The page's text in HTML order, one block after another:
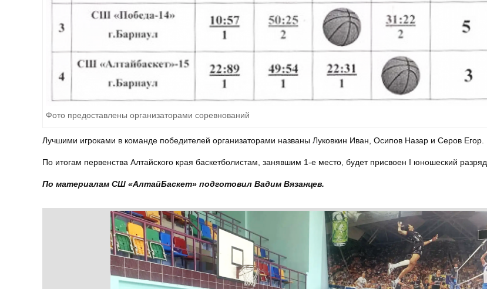
Фото предоставлены организаторами соревнований
Лучшими игроками в команде победителей организаторами названы Луковкин Иван, Осипов Назар и Серов Егор.
По итогам первенства Алтайского края баскетболистам, занявшим 1-е место, будет присвоен I юношеский разряд.
По материалам СШ «АлтайБаскет» подготовил Вадим Вязанцев.